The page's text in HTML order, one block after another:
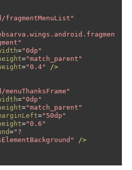
fragmentMenuList"
="0dp"
="match_parent"
="0.4" />
menuThanksFrame"
="0dp"
="match_parent"
="50dp"
="0.6"
="?
/>